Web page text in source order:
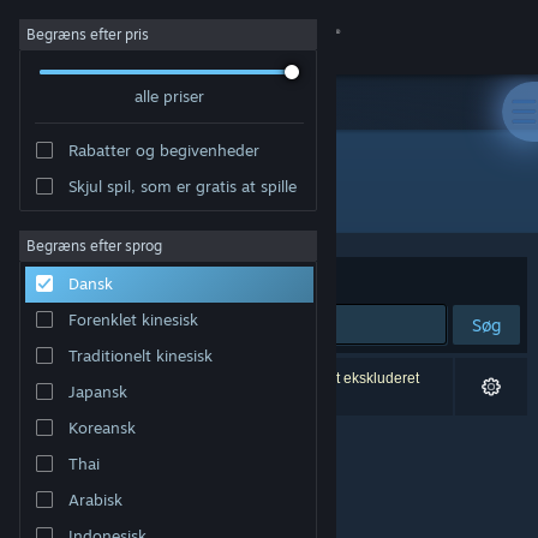
Log på
Om
Support
Skift sprog
Hent Steam-mobilappen
Vis desktop-webside
Begræns efter pris
alle priser
Rabatter og begivenheder
Skjul spil, som er gratis at spille
Begræns efter sprog
Dansk
Forenklet kinesisk
Traditionelt kinesisk
Japansk
Koreansk
Thai
Arabisk
Udvikler: Sea of Ghosts
Sorter efter Relevans
Søg
0 resultater matcher din søgning. 3 titler er blevet ekskluderet
baseret på dine præferencer.